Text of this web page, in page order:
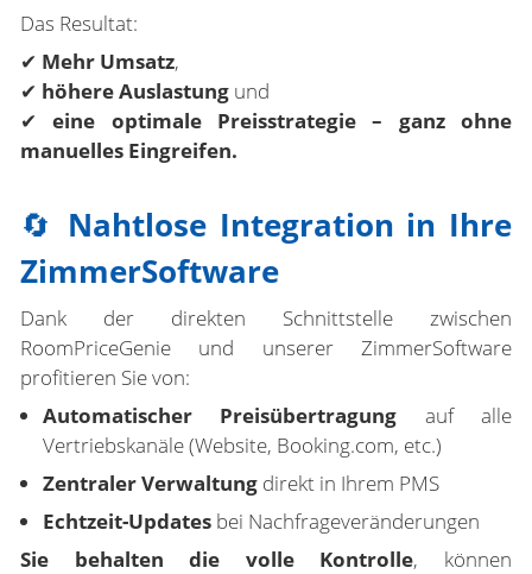
Das Resultat:
✔ Mehr Umsatz,
✔ höhere Auslastung und
✔eine optimale Preisstrategie – ganz ohne
manuelles Eingreifen.
🔄 Nahtlose Integration in Ihre
ZimmerSoftware
Dank der direkten Schnittstelle zwischen
RoomPriceGenie und unserer ZimmerSoftware
profitieren Sie von:
Automatischer Preisübertragung auf alle
Vertriebskanäle (Website, Booking.com, etc.)
Zentraler Verwaltung direkt in Ihrem PMS
Echtzeit-Updates bei Nachfrageveränderungen
Sie behalten die volle Kontrolle, können